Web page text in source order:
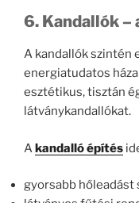
6. Kandallók –
A kandallók szintén
energiatudatos
esztétikus, tisztán
látványkandallókat.
Akandalló építés
gyorsabb hőleadást